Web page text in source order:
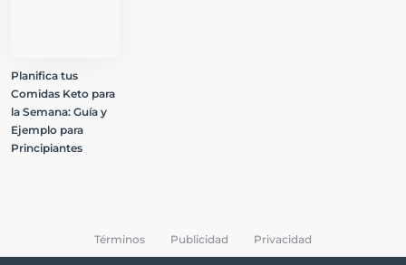
Planifica tus
Comidas Keto para
la Semana: Guía y
Ejemplo para
Principiantes
Términos Publicidad Privacidad